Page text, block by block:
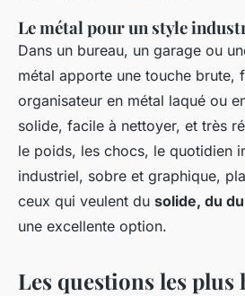
Le métal pour un style
Dans un bureau, un garage ou
métal apporte une touche brute,
organisateur en métal laqué ou
solide, facile à nettoyer, et très
le poids, les chocs, le quotidien
industriel, sobre et graphique,
ceux qui veulent du solide, du
une excellente option.
Les questions les plus